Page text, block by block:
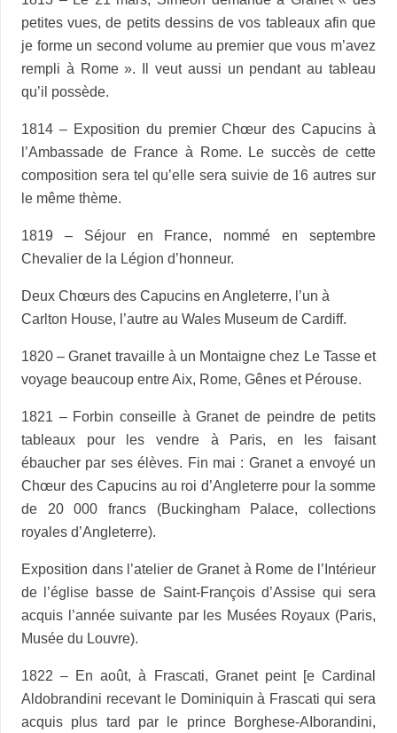
petites vues, de petits dessins de vos tableaux afin que
je forme un second volume au premier que vous m’avez
rempli à Rome ». Il veut aussi un pendant au tableau
qu’il possède.
1814 – Exposition du premier Chœur des Capucins à
l’Ambassade de France à Rome. Le succès de cette
composition sera tel qu’elle sera suivie de 16 autres sur
le même thème.
1819 – Séjour en France, nommé en septembre
Chevalier de la Légion d’honneur.
Deux Chœurs des Capucins en Angleterre, l’un à
Carlton House, l’autre au Wales Museum de Cardiff.
1820 – Granet travaille à un Montaigne chez Le Tasse et
voyage beaucoup entre Aix, Rome, Gênes et Pérouse.
1821 – Forbin conseille à Granet de peindre de petits
tableaux pour les vendre à Paris, en les faisant
ébaucher par ses élèves. Fin mai : Granet a envoyé un
Chœur des Capucins au roi d’Angleterre pour la somme
de 20 000 francs (Buckingham Palace, collections
royales d’Angleterre).
Exposition dans l’atelier de Granet à Rome de l’Intérieur
de l’église basse de Saint-François d’Assise qui sera
acquis l’année suivante par les Musées Royaux (Paris,
Musée du Louvre).
1822 – En août, à Frascati, Granet peint [e Cardinal
Aldobrandini recevant le Dominiquin à Frascati qui sera
acquis plus tard par le prince Borghese-AIborandini,